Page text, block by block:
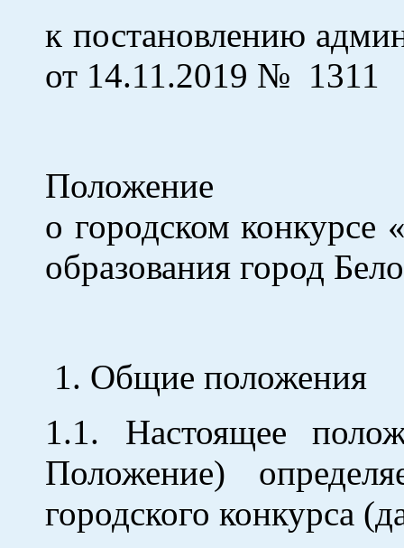
к постановлению
от 14.11.2019 № 1311
Положение
о городском конкурсе
образования город
1. Общие положения
1.1. Настоящее
Положение)
городского конкурса